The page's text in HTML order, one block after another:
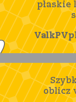
płaskie
oblicz